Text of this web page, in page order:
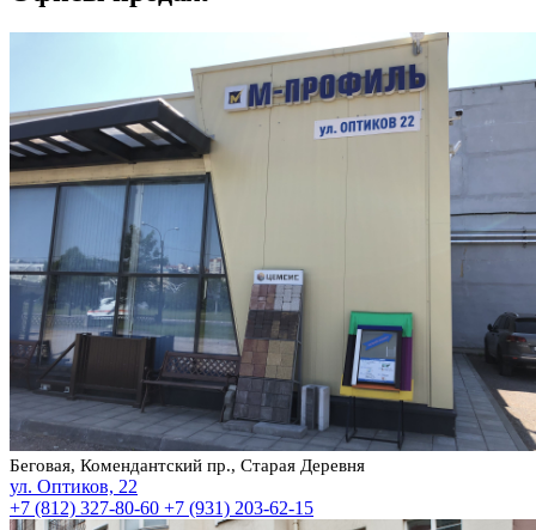
Беговая, Комендантский пр., Старая Деревня
ул. Оптиков, 22
+7 (812) 327-80-60 +7 (931) 203-62-15